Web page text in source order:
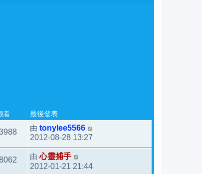
看 最後發表
由 tonylee5566
2012-08-28 13:27
由心靈捕手
2012-01-21 21:44